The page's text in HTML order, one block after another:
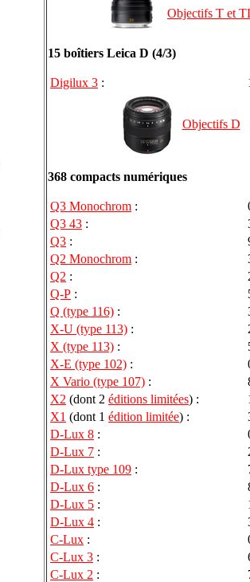
Objectifs T et
15 boîtiers Leica D (4/3)
Digilux 3 :
Objectifs D
368 compacts numériques
Q3 Monochrom :
Q3 43 :
Q3 :
Q2 Monochrom :
Q2 :
Q-P :
Q (type 116) :
X-U (type 113) :
X (type 113) :
X-E (type 102) :
X Vario (type 107) :
X2 (dont 2 éditions limitées) :
X1 (dont 1 édition limitée) :
D-Lux 8 :
D-Lux 7 :
D-Lux type 109 :
D-Lux 6 :
D-Lux 5 :
D-Lux 4 :
C-Lux :
C-Lux 3 :
C-Lux 2 :